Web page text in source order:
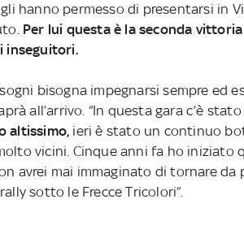
hanno permesso di presentarsi in
Per lui questa è la seconda
inseguitori.
bisogna impegnarsi sempre ed
all’arrivo. “In questa gara c’è
altissimo, ieri è stato un continuo
vicini. Cinque anni fa ho iniziato
avrei mai immaginato di tornare da
sotto le Frecce Tricolori”.